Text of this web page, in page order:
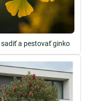
sadiť a pestovať ginko